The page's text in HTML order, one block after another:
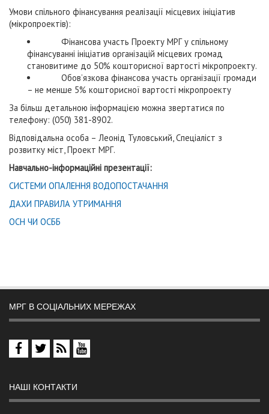
Умови спільного фінансування реалізації місцевих ініціатив
(мікропроектів):
Фінансова участь Проекту МРГ у спільному
фінансуванні ініціатив організацій місцевих громад
становитиме до 50% кошторисної вартості мікропроекту.
Обов’язкова фінансова участь організації громади
– не менше 5% кошторисної вартості мікропроекту
За більш детальною інформацією можна звертатися по
телефону: (050) 381-8902.
Відповідальна особа – Леонід Туловський, Спеціаліст з
розвитку міст, Проект МРГ.
Навчально-інформаційні презентації:
СИСТЕМИ ОПАЛЕННЯ ВОДОПОСТАЧАННЯ
ДАХИ ПРАВИЛА УТРИМАННЯ
ОСН ЧИ ОСББ
МРГ В СОЦІАЛЬНИХ МЕРЕЖАХ
НАШІ КОНТАКТИ